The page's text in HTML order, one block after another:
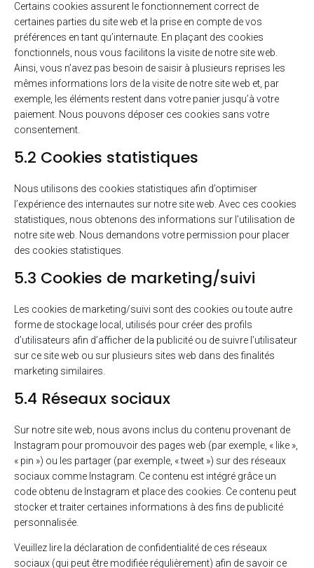
Certains cookies assurent le fonctionnement correct de
certaines parties du site web et la prise en compte de vos
préférences en tant qu’internaute. En plaçant des cookies
fonctionnels, nous vous facilitons la visite de notre site web.
Ainsi, vous n’avez pas besoin de saisir à plusieurs reprises les
mêmes informations lors de la visite de notre site web et, par
exemple, les éléments restent dans votre panier jusqu’à votre
paiement. Nous pouvons déposer ces cookies sans votre
consentement.
5.2 Cookies statistiques
Nous utilisons des cookies statistiques afin d’optimiser
l’expérience des internautes sur notre site web. Avec ces cookies
statistiques, nous obtenons des informations sur l’utilisation de
notre site web. Nous demandons votre permission pour placer
des cookies statistiques.
5.3 Cookies de marketing/suivi
Les cookies de marketing/suivi sont des cookies ou toute autre
forme de stockage local, utilisés pour créer des profils
d’utilisateurs afin d’afficher de la publicité ou de suivre l’utilisateur
sur ce site web ou sur plusieurs sites web dans des finalités
marketing similaires.
5.4 Réseaux sociaux
Sur notre site web, nous avons inclus du contenu provenant de
Instagram pour promouvoir des pages web (par exemple, « like »,
« pin ») ou les partager (par exemple, « tweet ») sur des réseaux
sociaux comme Instagram. Ce contenu est intégré grâce un
code obtenu de Instagram et place des cookies. Ce contenu peut
stocker et traiter certaines informations à des fins de publicité
personnalisée.
Veuillez lire la déclaration de confidentialité de ces réseaux
sociaux (qui peut être modifiée régulièrement) afin de savoir ce